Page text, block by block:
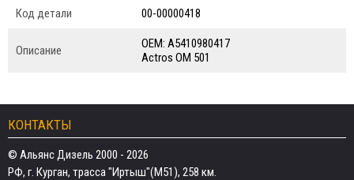
Код детали 00-00000418
Описание
ОЕМ: A5410980417
Actros OM 501
КОНТАКТЫ
© Альянс Дизель 2000 - 2026
РФ, г. Курган, трасса "Иртыш"(М51), 258 км.